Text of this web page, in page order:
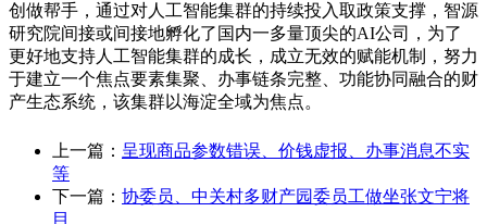
创做帮手，通过对人工智能集群的持续投入取政策支撑，智源
研究院间接或间接地孵化了国内一多量顶尖的AI公司，为了
更好地支持人工智能集群的成长，成立无效的赋能机制，努力
于建立一个焦点要素集聚、办事链条完整、功能协同融合的财
产生态系统，该集群以海淀全域为焦点。
上一篇： 呈现商品参数错误、价钱虚报、办事消息不实
等
下一篇： 协委员、中关村多财产园委员工做坐张文宁将
目